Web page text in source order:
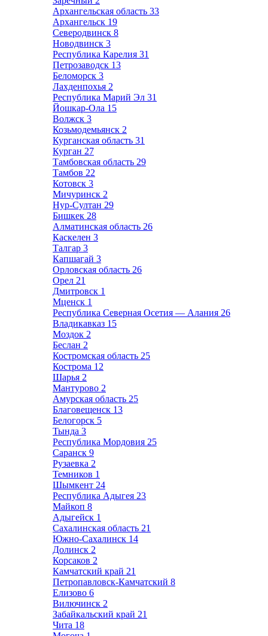
Архангельская область 33
Архангельск 19
Северодвинск 8
Новодвинск 3
Республика Карелия 31
Петрозаводск 13
Беломорск 3
Лахденпохья 2
Республика Марий Эл 31
Йошкар-Ола 15
Волжск 3
Козьмодемьянск 2
Курганская область 31
Курган 27
Тамбовская область 29
Тамбов 22
Котовск 3
Мичуринск 2
Нур-Султан 29
Бишкек 28
Алматинская область 26
Каскелен 3
Талгар 3
Капшагай 3
Орловская область 26
Орел 21
Дмитровск 1
Мценск 1
Республика Северная Осетия — Алания 26
Владикавказ 15
Моздок 2
Беслан 2
Костромская область 25
Кострома 12
Шарья 2
Мантурово 2
Амурская область 25
Благовещенск 13
Белогорск 5
Тында 3
Республика Мордовия 25
Саранск 9
Рузаевка 2
Темников 1
Шымкент 24
Республика Адыгея 23
Майкоп 8
Адыгейск 1
Сахалинская область 21
Южно-Сахалинск 14
Долинск 2
Корсаков 2
Камчатский край 21
Петропавловск-Камчатский 8
Елизово 6
Вилючинск 2
Забайкальский край 21
Чита 18